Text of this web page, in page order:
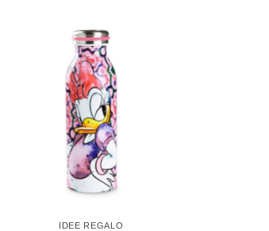
IDEE REGALO